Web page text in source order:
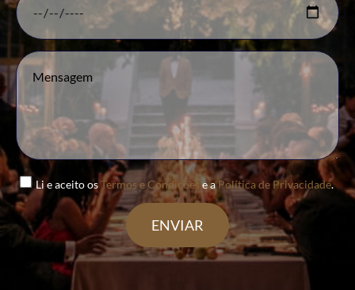
Li e aceito osTermos e Condiçõese aPolítica de Privacidade.